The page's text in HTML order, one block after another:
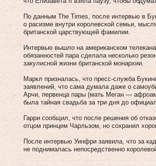
По данным The Times, после интервью в
о расизме внутри королевской семьи,
британской царствующей фамилии.
Интервью вышло на американском
обязанностей пара сделала несколько
закулисной жизни британской монархии.
Маркл призналась, что пресс-служба
заявлений, что сама думала даже о
Арчи, первенца пары (мать Меган —
была тайная свадьба за три дня до
Гарри сообщил, что после решения об
отцом принцем Чарльзом, но сохранил
После интервью Уинфри заявила, что за
не поднималась непосредственно